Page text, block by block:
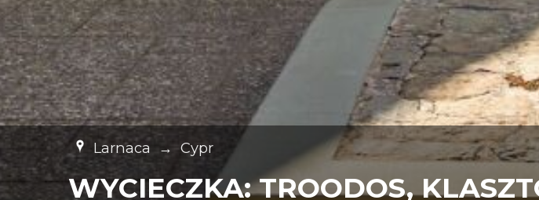
Larnaca → Cypr
WYCIECZKA: TROODOS,